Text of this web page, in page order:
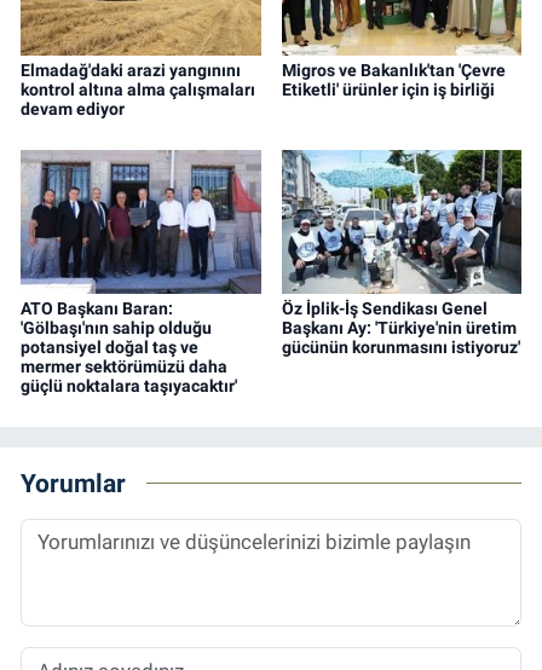
Elmadağ'daki arazi yangınını
kontrol altına alma çalışmaları
devam ediyor
Migros ve Bakanlık'tan 'Çevre
Etiketli' ürünler için iş birliği
ATO Başkanı Baran:
'Gölbaşı'nın sahip olduğu
potansiyel doğal taş ve
mermer sektörümüzü daha
güçlü noktalara taşıyacaktır'
Öz İplik-İş Sendikası Genel
Başkanı Ay: 'Türkiye'nin üretim
gücünün korunmasını istiyoruz'
Yorumlar